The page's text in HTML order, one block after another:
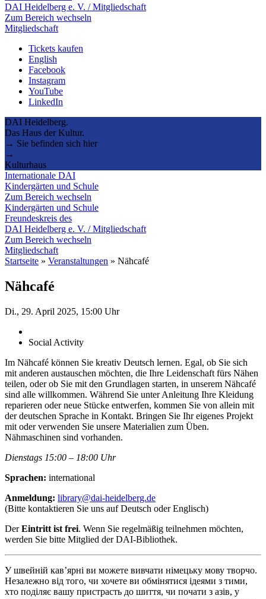
DAI Heidelberg e. V. / Mitgliedschaft
Zum Bereich wechseln
Mitgliedschaft
Tickets kaufen
English
Facebook
Instagram
YouTube
LinkedIn
DAI Heidelberg.
Das Haus der Kultur.
→ Sie befinden sich hier
→
Kulturhaus
Internationale DAI
Kindergärten und Schule
Zum Bereich wechseln
Kindergärten und Schule
Freundeskreis des
DAI Heidelberg e. V. / Mitgliedschaft
Zum Bereich wechseln
Mitgliedschaft
Startseite » Veranstaltungen » Nähcafé
Nähcafé
Di., 29. April 2025, 15:00 Uhr
Social Activity
Im Nähcafé können Sie kreativ Deutsch lernen. Egal, ob Sie sich
mit anderen austauschen möchten, die Ihre Leidenschaft fürs Nähen
teilen, oder ob Sie mit den Grundlagen starten, in unserem Nähcafé
sind alle willkommen. Während Sie unter Anleitung Ihre Kleidung
reparieren oder neue Stücke entwerfen, kommen Sie von allein mit
der deutschen Sprache in Kontakt. Bringen Sie Ihr eigenes Projekt
mit oder verwenden Sie unsere ­Materialien zum Üben.
Nähmaschinen sind vorhanden.
Dienstags 15:00 – 18:00 Uhr
Sprachen: international
Anmeldung: library@dai-heidelberg.de
(Bitte kontaktieren Sie uns auf Deutsch oder Englisch)
DerEintritt ist frei. Wenn Sie regelmäßig teilnehmen möchten,
werden Sie bitte Mitglied der DAI-Bibliothek.
У швейній кав’ярні ви можете вивчати німецьку мову творчо.
Незалежно від того, чи хочете ви обмінятися ідеями з тими,
хто поділяє вашу пристрасть до шиття, чи почати з азів, у